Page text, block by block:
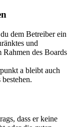
dem Betreiber ein
und
des Boards
a bleibt auch
dass er keine